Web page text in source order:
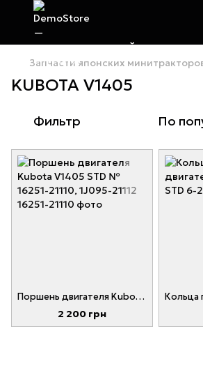
Запчасти японских
KUBOTA V1405
Фильтр По
Поршень двигателя Kubota V1405 STD № 16251-21110, 1J095-21112
2 200 грн